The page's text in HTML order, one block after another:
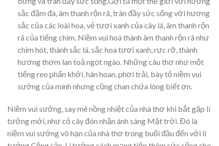
sắc đậm đà, âm thanh rộn rã, tràn đầy sức sống với hương
sắc của các loài hoa, vẻ tươi xanh của cây lá, âm thanh rộn
rã của tiếng chim. Niềm vui hoá thành âm thanh rộn rã như
chim hót, thành sắc lá, sắc hoa tươi xanh, rực rỡ, thành
hương thơm lan toả ngọt ngào. Những câu thơ như một
tiếng reo phấn khởi, hân hoan, phơi trải, bày tỏ niềm vui
sướng của mình nhưng cũng chan chứa lòng biết ơn.
Niềm vui sướng, say mê nồng nhiệt của nhà thơ khi bắt gặp lí
tưởng mới, như cỏ cây đón nhận ánh sáng Mặt trời. Đó là
niềm vui sướng vô hạn của nhà thơ trong buổi đầu đến với lí